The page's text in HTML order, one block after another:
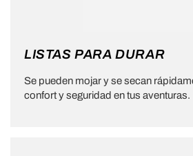
LISTAS PARA DURAR
Se pueden mojar y se secan
confort y seguridad en tus aventuras.